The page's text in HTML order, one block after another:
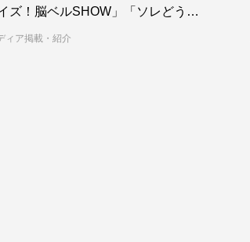
ズ！脳ベルSHOW」「ソレどうな
コーナにトランプマンが出演。
ィア掲載・紹介